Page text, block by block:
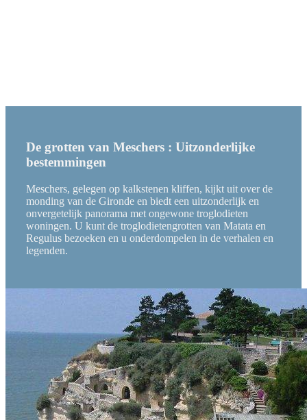
De grotten van Meschers : Uitzonderlijke
bestemmingen
Meschers, gelegen op kalkstenen kliffen, kijkt uit over de
monding van de Gironde en biedt een uitzonderlijk en
onvergetelijk panorama met ongewone troglodieten
woningen. U kunt de troglodietengrotten van Matata en
Regulus bezoeken en u onderdompelen in de verhalen en
legenden.